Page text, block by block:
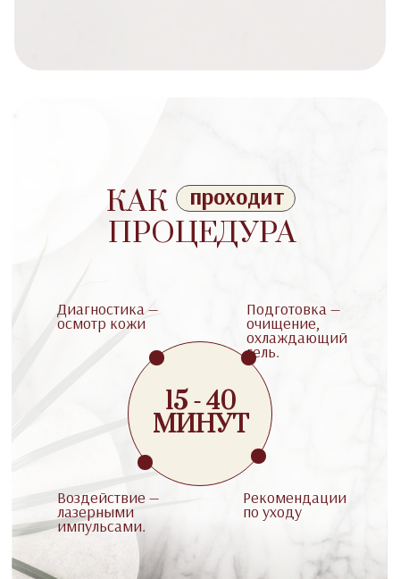
15 - 40
МИНУТ
КАК
ПРОЦЕДУРА
проходит
Рекомендации
по уходу
Воздействие —
лазерными
импульсами.
Подготовка —
очищение,
охлаждающий
гель.
Диагностика —
осмотр кожи